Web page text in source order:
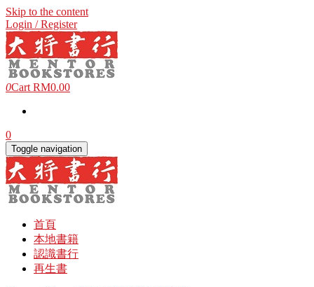
Skip to the content
Login / Register
0Cart RM0.00
0
Toggle navigation
首頁
本地書籍
認識書行
再生書